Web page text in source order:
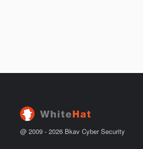
@ 2009 - 2026 Bkav Cyber Security